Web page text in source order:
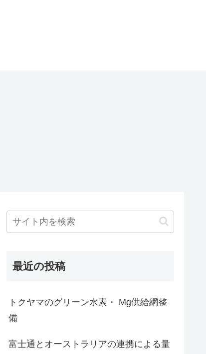
最近の投稿
トクヤマのグリーン水素・ Mg供給網整
備
富士通とオーストラリアの連携による量